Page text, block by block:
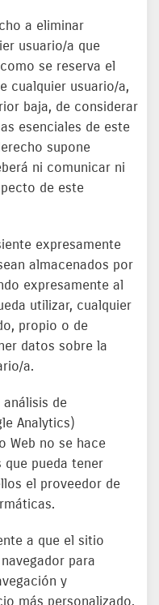
a eliminar
usuario/a que
se reserva el
cualquier usuario/a,
baja, de considerar
esenciales de este
supone
ni comunicar ni
de este
expresamente
almacenados por
expresamente al
utilizar, cualquier
propio o de
datos sobre la
a.
de
Analytics)
Web no se hace
pueda tener
el proveedor de
a que el sitio
para
y
más personalizado.